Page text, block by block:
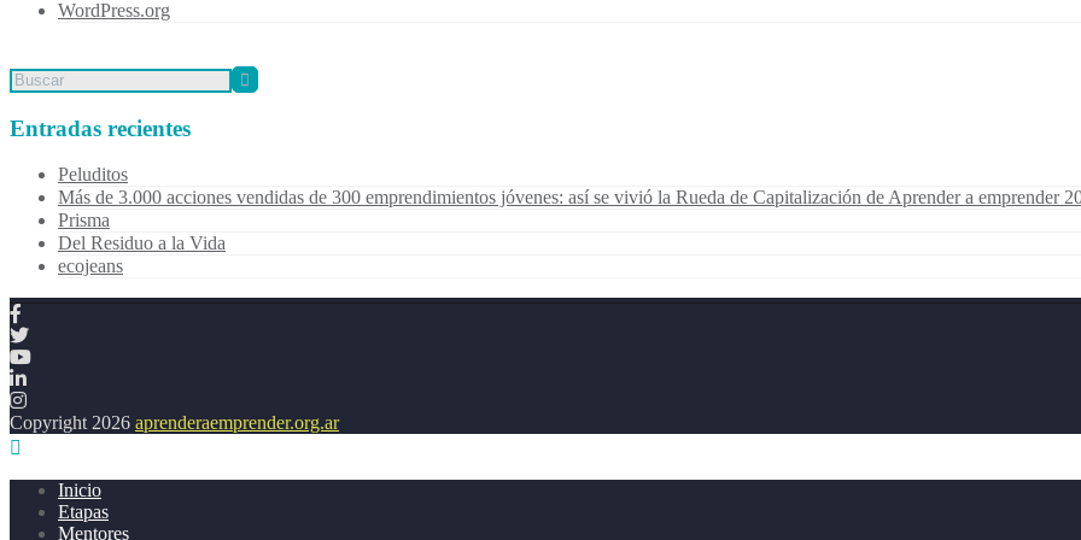
WordPress.org
Entradas recientes
Peluditos
Más de 3.000 acciones vendidas de 300 emprendimientos jóvenes: así se vivió la Rueda de Capitalización de Aprender a emprender
Prisma
Del Residuo a la Vida
ecojeans
Copyright 2026 aprenderaemprender.org.ar
Inicio
Etapas
Mentores